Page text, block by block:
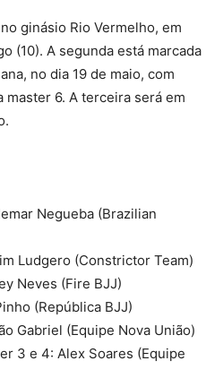
ginásio Rio Vermelho, em
(10). A segunda está marcada
no dia 19 de maio, com
6. A terceira será em
Negueba (Brazilian
Ludgero (Constrictor Team)
Neves (Fire BJJ)
(República BJJ)
Gabriel (Equipe Nova União)
3 e 4: Alex Soares (Equipe